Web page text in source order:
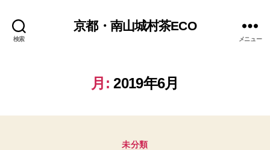
検索
京都・南山城村茶ECO
メニュー
月: 2019年6月
カ
未分類